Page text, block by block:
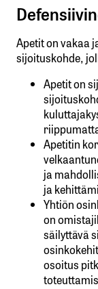
Apetit on vakaa
sijoituskohde,
Apetit on
Apetitin
ja
ja
Yhtiön
on
säilyttävä
osoitus